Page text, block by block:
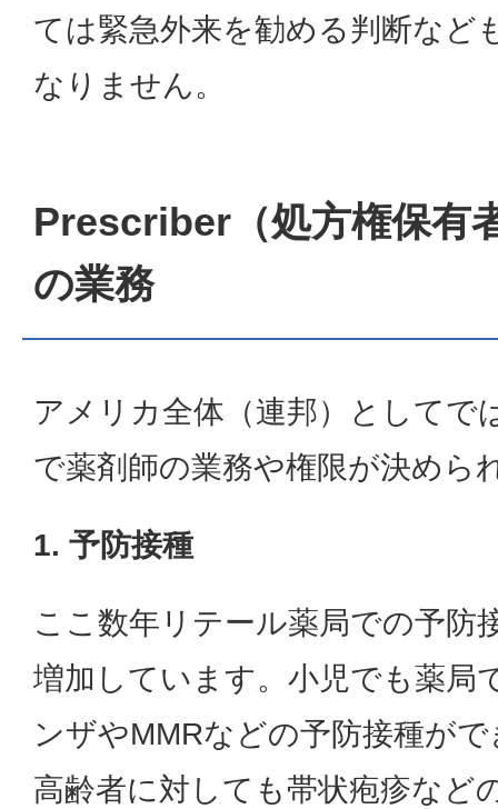
ては緊急外来を勧める判断など
なりません。
Prescriber（処方権保有
の業務
アメリカ全体（連邦）としてで
で薬剤師の業務や権限が決めら
1. 予防接種
ここ数年リテール薬局での予防
増加しています。小児でも薬局
ンザやMMRなどの予防接種が
高齢者に対しても帯状疱疹など